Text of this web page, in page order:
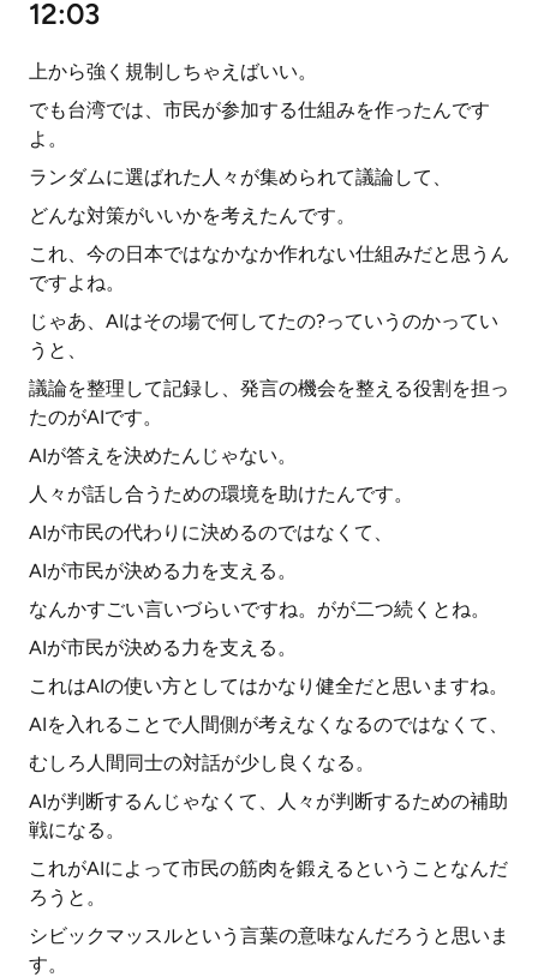
12:03
上から強く規制しちゃえばいい。
でも台湾では、市民が参加する仕組みを作ったんです
よ。
ランダムに選ばれた人々が集められて議論して、
どんな対策がいいかを考えたんです。
これ、今の日本ではなかなか作れない仕組みだと思うん
ですよね。
じゃあ、AIはその場で何してたの?っていうのかってい
うと、
議論を整理して記録し、発言の機会を整える役割を担っ
たのがAIです。
AIが答えを決めたんじゃない。
人々が話し合うための環境を助けたんです。
AIが市民の代わりに決めるのではなくて、
AIが市民が決める力を支える。
なんかすごい言いづらいですね。がが二つ続くとね。
AIが市民が決める力を支える。
これはAIの使い方としてはかなり健全だと思いますね。
AIを入れることで人間側が考えなくなるのではなくて、
むしろ人間同士の対話が少し良くなる。
AIが判断するんじゃなくて、人々が判断するための補助
戦になる。
これがAIによって市民の筋肉を鍛えるということなんだ
ろうと。
シビックマッスルという言葉の意味なんだろうと思いま
す。